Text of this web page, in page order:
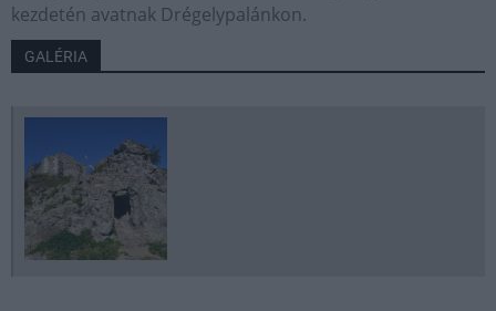
kezdetén avatnak Drégelypalánkon.
GALÉRIA